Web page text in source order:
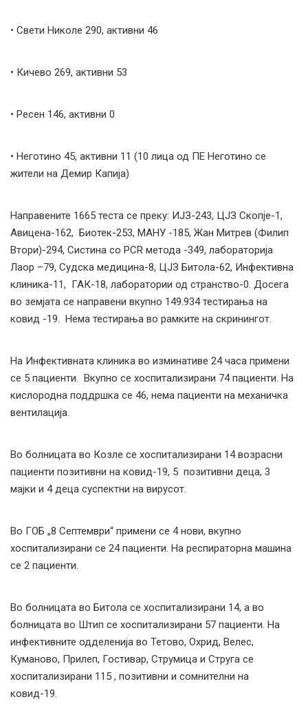
• Свети Николе 290, активни 46
• Кичево 269, активни 53
• Ресен 146, активни 0
• Неготино 45, активни 11 (10 лица од ПЕ Неготино се
жители на Демир Капија)
Направените 1665 теста се преку: ИЈЗ-243, ЦЈЗ Скопје-1,
Авицена-162, Биотек-253, МАНУ -185, Жан Митрев (Филип
Втори)-294, Систина со PCR метода -349, лабораторија
Лаор –79, Судска медицина-8, ЦЈЗ Битола-62, Инфективна
клиника-11, ГАК-18, лаборатории од странство-0. Досега
во земјата се направени вкупно 149.934 тестирања на
ковид -19. Нема тестирања во рамките на скринингот.
На Инфективната клиника во изминативе 24 часа примени
се 5 пациенти. Вкупно се хоспитализирани 74 пациенти. На
кислородна поддршка се 46, нема пациенти на механичка
вентилација.
Во болницата во Козле се хоспитализирани 14 возрасни
пациенти позитивни на ковид-19, 5 позитивни деца, 3
мајки и 4 деца суспектни на вирусот.
Во ГОБ „8 Септември“ примени се 4 нови, вкупно
хоспитализирани се 24 пациенти. На респираторна машина
се 2 пациенти.
Во болницата во Битола се хоспитализирани 14, а во
болницата во Штип се хоспитализирани 57 пациенти. На
инфективните одделенија во Тетово, Охрид, Велес,
Куманово, Прилеп, Гостивар, Струмица и Струга се
хоспитализирани 115 , позитивни и сомнителни на
ковид-19.